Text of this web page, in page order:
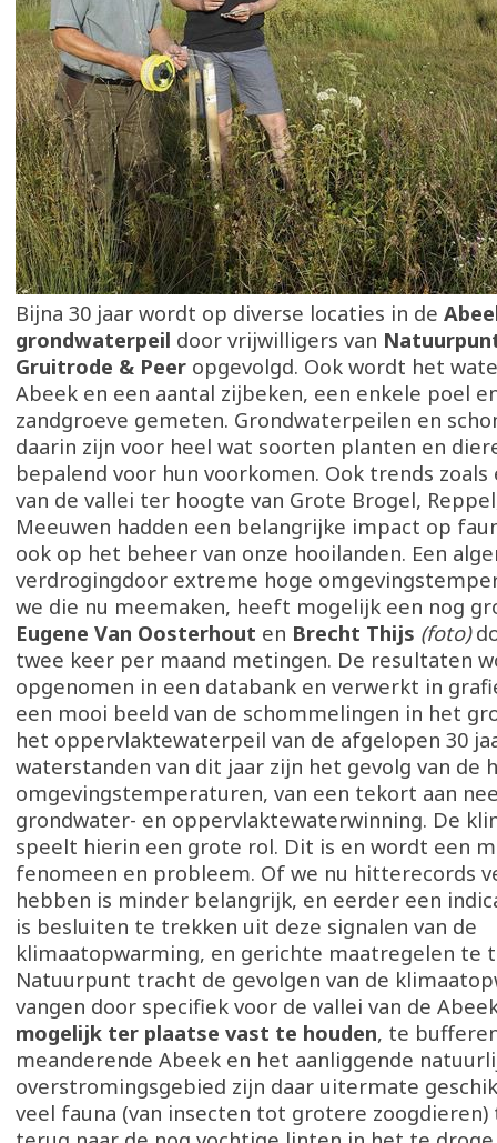
Bijna 30 jaar wordt op diverse locaties in de
grondwaterpeil door vrijwilligers van
Gruitrode & Peer opgevolgd. Ook wordt het
Abeek en een aantal zijbeken, een enkele poel
zandgroeve gemeten. Grondwaterpeilen en
daarin zijn voor heel wat soorten planten en
bepalend voor hun voorkomen. Ook trends
van de vallei ter hoogte van Grote Brogel,
Meeuwen hadden een belangrijke impact op
ook op het beheer van onze hooilanden. Een
verdrogingdoor extreme hoge
we die nu meemaken, heeft mogelijk een nog
Eugene Van Oosterhout en Brecht Thijs (foto)
twee keer per maand metingen. De resultaten
opgenomen in een databank en verwerkt in
een mooi beeld van de schommelingen in het
het oppervlaktewaterpeil van de afgelopen 30
waterstanden van dit jaar zijn het gevolg van de
omgevingstemperaturen, van een tekort aan
grondwater- en oppervlaktewaterwinning. De
speelt hierin een grote rol. Dit is en wordt een
fenomeen en probleem. Of we nu hitterecords
hebben is minder belangrijk, en eerder een
is besluiten te trekken uit deze signalen van de
klimaatopwarming, en gerichte maatregelen te
Natuurpunt tracht de gevolgen van de
vangen door specifiek voor de vallei van de
mogelijk ter plaatse vast te houden, te
meanderende Abeek en het aanliggende
overstromingsgebied zijn daar uitermate
veel fauna (van insecten tot grotere